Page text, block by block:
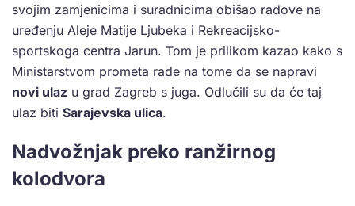
svojim zamjenicima i suradnicima obišao radove na
uređenju Aleje Matije Ljubeka i Rekreacijsko-
sportskoga centra Jarun. Tom je prilikom kazao kako s
Ministarstvom prometa rade na tome da se napravi
novi ulaz u grad Zagreb s juga. Odlučili su da će taj
ulaz biti Sarajevska ulica.
Nadvožnjak preko ranžirnog
kolodvora